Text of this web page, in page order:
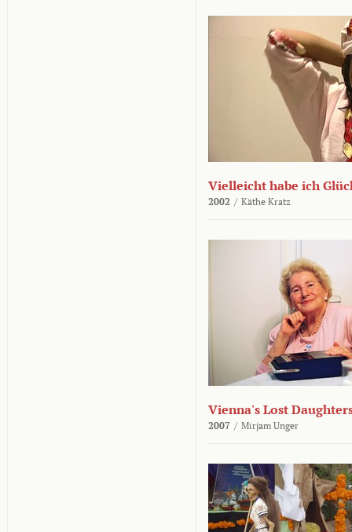
Vielleicht habe ich
2002 / Käthe Kratz
Vienna's Lost
2007 / Mirjam Unger